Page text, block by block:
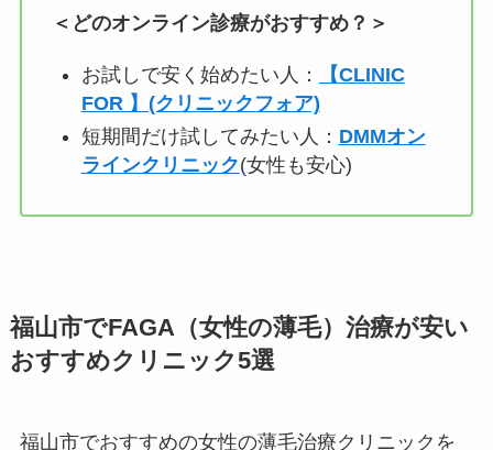
＜どのオンライン診療がおすすめ？＞
お試しで安く始めたい人：
【CLINIC
FOR 】(クリニックフォア)
短期間だけ試してみたい人： DMMオン
ラインクリニック(女性も安心)
福山市でFAGA（女性の薄毛）治療が安い
おすすめクリニック5選
福山市でおすすめの女性の薄毛治療クリニックを